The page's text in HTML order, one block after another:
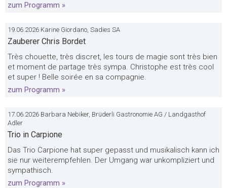
zum Programm »
19.06.2026 Karine Giordano, Sadies SA
Zauberer Chris Bordet
Très chouette, très discret, les tours de magie sont très bien
et moment de partage très sympa. Christophe est très cool
et super ! Belle soirée en sa compagnie.
zum Programm »
17.06.2026 Barbara Nebiker, Brüderli Gastronomie AG / Landgasthof
Adler
Trio in Carpione
Das Trio Carpione hat super gepasst und musikalisch kann ich
sie nur weiterempfehlen. Der Umgang war unkompliziert und
sympathisch.
zum Programm »